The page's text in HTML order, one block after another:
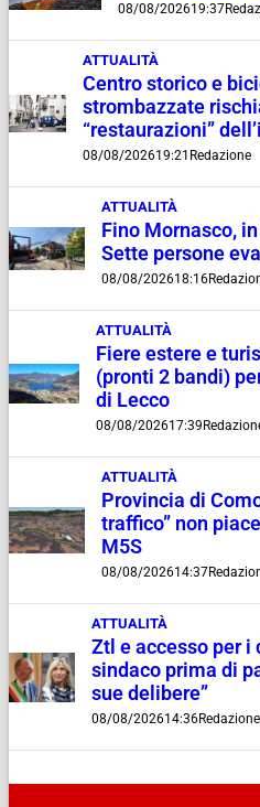
08/08/202619:37
ATTUALITÀ
Centro storico e
strombazzate
“restaurazioni”
08/08/202619:21 Redazione
ATTUALITÀ
Fino Mornasco,
Sette persone
08/08/202618:16
ATTUALITÀ
Fiere estere e
(pronti 2 bandi)
di Lecco
08/08/202617:39
ATTUALITÀ
Provincia di
traffico” non
M5S
08/08/202614:37
ATTUALITÀ
Ztl e accesso per i
sindaco prima di
sue delibere”
08/08/202614:36Redazione